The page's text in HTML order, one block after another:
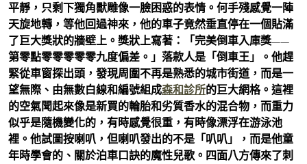
平靜，只剩下獨角獸雕像一臉困惑的表情。何手殘感覺一陣
天旋地轉，等他回過神來，他的車子竟然垂直停在一個貼滿
了巨大獎狀的牆壁上。獎狀上寫著：「完美倒車入庫獎——
第零點零零零零零九度偏差。」落款人是「倒車王」。他趕
緊從車窗探出頭，發現周圍不再是熟悉的城市街道，而是一
望無際、由無數白線和編號組成森和診所的巨大網格。這裡
的空氣聞起來像是新買的輪胎和劣質香水的混合物，而重力
似乎是隨機變化的，有時感覺很重，有時像漂浮在游泳池
裡。他試圖按喇叭，但喇叭發出的不是「叭叭」，而是他童
年時學會的、關於泊車口訣的魔性兒歌。四面八方傳來了刺